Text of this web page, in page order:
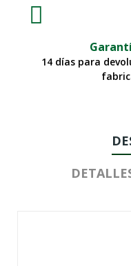
14 días para